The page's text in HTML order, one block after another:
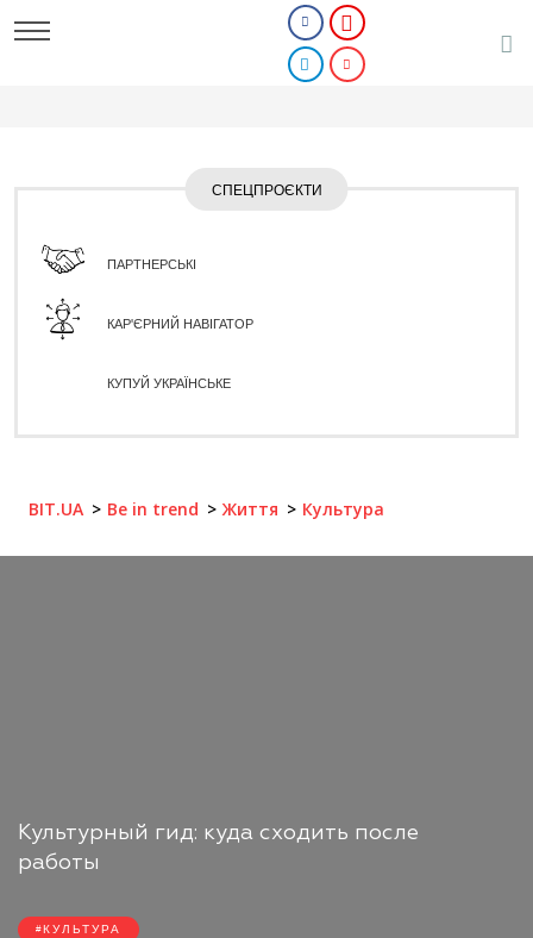
СПЕЦПРОЄКТИ
ПАРТНЕРСЬКІ
КАР'ЄРНИЙ НАВІГАТОР
КУПУЙ УКРАЇНСЬКЕ
BIT.UA Be in trend Життя Культура
Культурный гид: куда сходить после
работы
КУЛЬТУРА